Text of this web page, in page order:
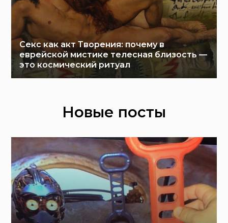
Секс как акт Творения: почему в
еврейской мистике телесная близость —
это космический ритуал
Новые посты